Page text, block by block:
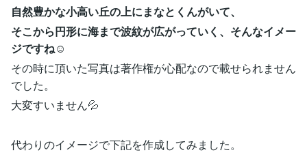
自然豊かな小高い丘の上にまなとくんがいて、
そこから円形に海まで波紋が広がっていく、そんなイメー
ジですね☺️
その時に頂いた写真は著作権が心配なので載せられません
でした。
大変すいません💦
代わりのイメージで下記を作成してみました。